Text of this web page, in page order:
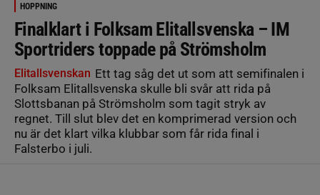
HOPPNING
Finalklart i Folksam Elitallsvenska – IM
Sportriders toppade på Strömsholm
Elitallsvenskan Ett tag såg det ut som att semifinalen i
Folksam Elitallsvenska skulle bli svår att rida på
Slottsbanan på Strömsholm som tagit stryk av
regnet. Till slut blev det en komprimerad version och
nu är det klart vilka klubbar som får rida final i
Falsterbo i juli.